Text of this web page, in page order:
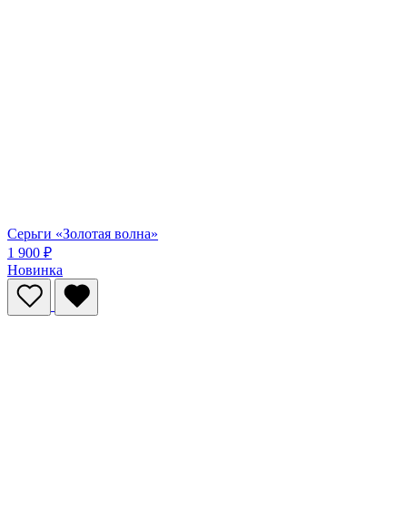
Серьги «Золотая волна»
1 900 ₽
Новинка